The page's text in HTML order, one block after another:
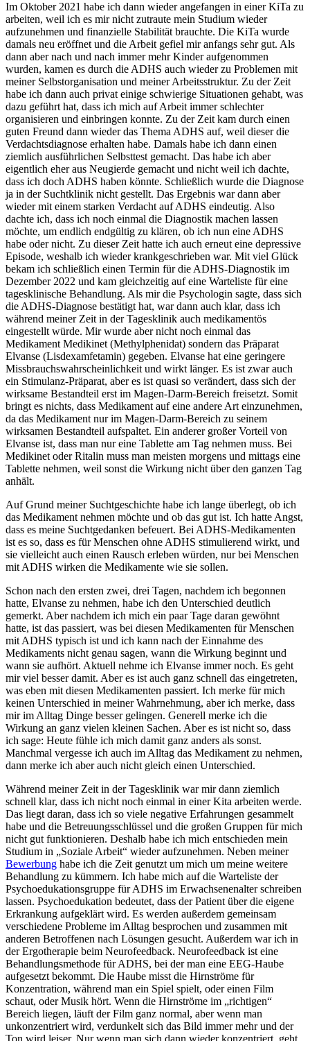
Im Oktober 2021 habe ich dann wieder angefangen in einer KiTa zu
arbeiten, weil ich es mir nicht zutraute mein Studium wieder
aufzunehmen und finanzielle Stabilität brauchte. Die KiTa wurde
damals neu eröffnet und die Arbeit gefiel mir anfangs sehr gut. Als
dann aber nach und nach immer mehr Kinder aufgenommen
wurden, kamen es durch die ADHS auch wieder zu Problemen mit
meiner Selbstorganisation und meiner Arbeitsstruktur. Zu der Zeit
habe ich dann auch privat einige schwierige Situationen gehabt, was
dazu geführt hat, dass ich mich auf Arbeit immer schlechter
organisieren und einbringen konnte. Zu der Zeit kam durch einen
guten Freund dann wieder das Thema ADHS auf, weil dieser die
Verdachtsdiagnose erhalten habe. Damals habe ich dann einen
ziemlich ausführlichen Selbsttest gemacht. Das habe ich aber
eigentlich eher aus Neugierde gemacht und nicht weil ich dachte,
dass ich doch ADHS haben könnte. Schließlich wurde die Diagnose
ja in der Suchtklinik nicht gestellt. Das Ergebnis war dann aber
wieder mit einem starken Verdacht auf ADHS eindeutig. Also
dachte ich, dass ich noch einmal die Diagnostik machen lassen
möchte, um endlich endgültig zu klären, ob ich nun eine ADHS
habe oder nicht. Zu dieser Zeit hatte ich auch erneut eine depressive
Episode, weshalb ich wieder krankgeschrieben war. Mit viel Glück
bekam ich schließlich einen Termin für die ADHS-Diagnostik im
Dezember 2022 und kam gleichzeitig auf eine Warteliste für eine
tagesklinische Behandlung. Als mir die Psychologin sagte, dass sich
die ADHS-Diagnose bestätigt hat, war dann auch klar, dass ich
während meiner Zeit in der Tagesklinik auch medikamentös
eingestellt würde. Mir wurde aber nicht noch einmal das
Medikament Medikinet (Methylphenidat) sondern das Präparat
Elvanse (Lisdexamfetamin) gegeben. Elvanse hat eine geringere
Missbrauchswahrscheinlichkeit und wirkt länger. Es ist zwar auch
ein Stimulanz-Präparat, aber es ist quasi so verändert, dass sich der
wirksame Bestandteil erst im Magen-Darm-Bereich freisetzt. Somit
bringt es nichts, dass Medikament auf eine andere Art einzunehmen,
da das Medikament nur im Magen-Darm-Bereich zu seinem
wirksamen Bestandteil aufspaltet. Ein anderer großer Vorteil von
Elvanse ist, dass man nur eine Tablette am Tag nehmen muss. Bei
Medikinet oder Ritalin muss man meisten morgens und mittags eine
Tablette nehmen, weil sonst die Wirkung nicht über den ganzen Tag
anhält.
Auf Grund meiner Suchtgeschichte habe ich lange überlegt, ob ich
das Medikament nehmen möchte und ob das gut ist. Ich hatte Angst,
dass es meine Suchtgedanken befeuert. Bei ADHS-Medikamenten
ist es so, dass es für Menschen ohne ADHS stimulierend wirkt, und
sie vielleicht auch einen Rausch erleben würden, nur bei Menschen
mit ADHS wirken die Medikamente wie sie sollen.
Schon nach den ersten zwei, drei Tagen, nachdem ich begonnen
hatte, Elvanse zu nehmen, habe ich den Unterschied deutlich
gemerkt. Aber nachdem ich mich ein paar Tage daran gewöhnt
hatte, ist das passiert, was bei diesen Medikamenten für Menschen
mit ADHS typisch ist und ich kann nach der Einnahme des
Medikaments nicht genau sagen, wann die Wirkung beginnt und
wann sie aufhört. Aktuell nehme ich Elvanse immer noch. Es geht
mir viel besser damit. Aber es ist auch ganz schnell das eingetreten,
was eben mit diesen Medikamenten passiert. Ich merke für mich
keinen Unterschied in meiner Wahrnehmung, aber ich merke, dass
mir im Alltag Dinge besser gelingen. Generell merke ich die
Wirkung an ganz vielen kleinen Sachen. Aber es ist nicht so, dass
ich sage: Heute fühle ich mich damit ganz anders als sonst.
Manchmal vergesse ich auch im Alltag das Medikament zu nehmen,
dann merke ich aber auch nicht gleich einen Unterschied.
Während meiner Zeit in der Tagesklinik war mir dann ziemlich
schnell klar, dass ich nicht noch einmal in einer Kita arbeiten werde.
Das liegt daran, dass ich so viele negative Erfahrungen gesammelt
habe und die Betreuungsschlüssel und die großen Gruppen für mich
nicht gut funktionieren. Deshalb habe ich mich entschieden mein
Studium in „Soziale Arbeit“ wieder aufzunehmen. Neben meiner
Bewerbung habe ich die Zeit genutzt um mich um meine weitere
Behandlung zu kümmern. Ich habe mich auf die Warteliste der
Psychoedukationsgruppe für ADHS im Erwachsenenalter schreiben
lassen. Psychoedukation bedeutet, dass der Patient über die eigene
Erkrankung aufgeklärt wird. Es werden außerdem gemeinsam
verschiedene Probleme im Alltag besprochen und zusammen mit
anderen Betroffenen nach Lösungen gesucht. Außerdem war ich in
der Ergotherapie beim Neurofeedback. Neurofeedback ist eine
Behandlungsmethode für ADHS, bei der man eine EEG-Haube
aufgesetzt bekommt. Die Haube misst die Hirnströme für
Konzentration, während man ein Spiel spielt, oder einen Film
schaut, oder Musik hört. Wenn die Hirnströme im „richtigen“
Bereich liegen, läuft der Film ganz normal, aber wenn man
unkonzentriert wird, verdunkelt sich das Bild immer mehr und der